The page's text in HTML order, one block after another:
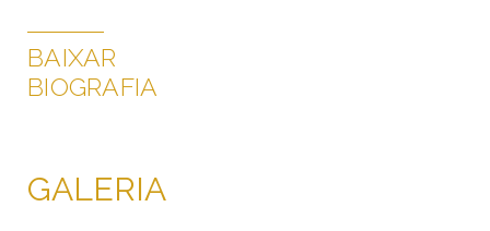
BAIXAR
BIOGRAFIA
GALERIA